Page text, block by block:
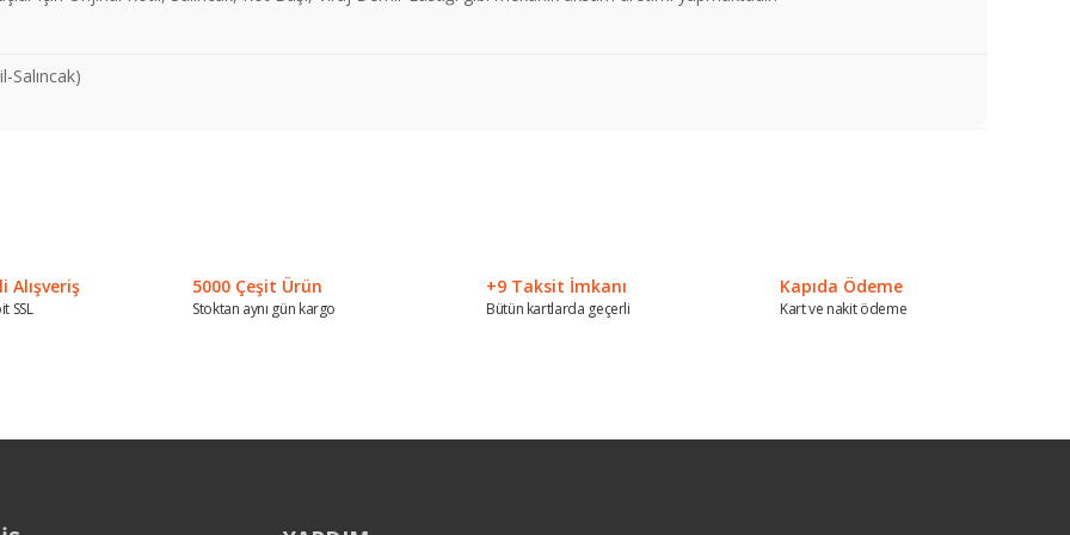
Salıncak)
Alışveriş
SSL
5000 Çeşit Ürün
Stoktan aynı gün kargo
+9 Taksit İmkanı
Bütün kartlarda geçerli
Kapıda Ödeme
Kart ve nakit ödeme